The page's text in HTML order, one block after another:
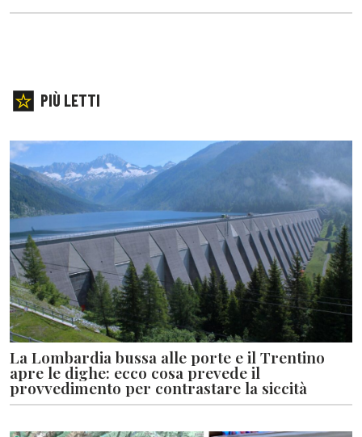
PIÙ LETTI
La Lombardia bussa alle porte e il Trentino
apre le dighe: ecco cosa prevede il
provvedimento per contrastare la siccità